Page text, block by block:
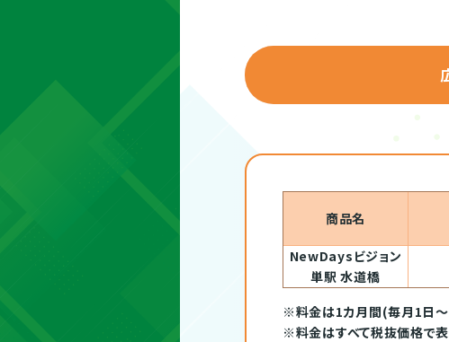
商品名
NewDaysビジョン
単駅 水道橋
※料金は1カ月間(毎月1日～
※料金はすべて税抜価格で表